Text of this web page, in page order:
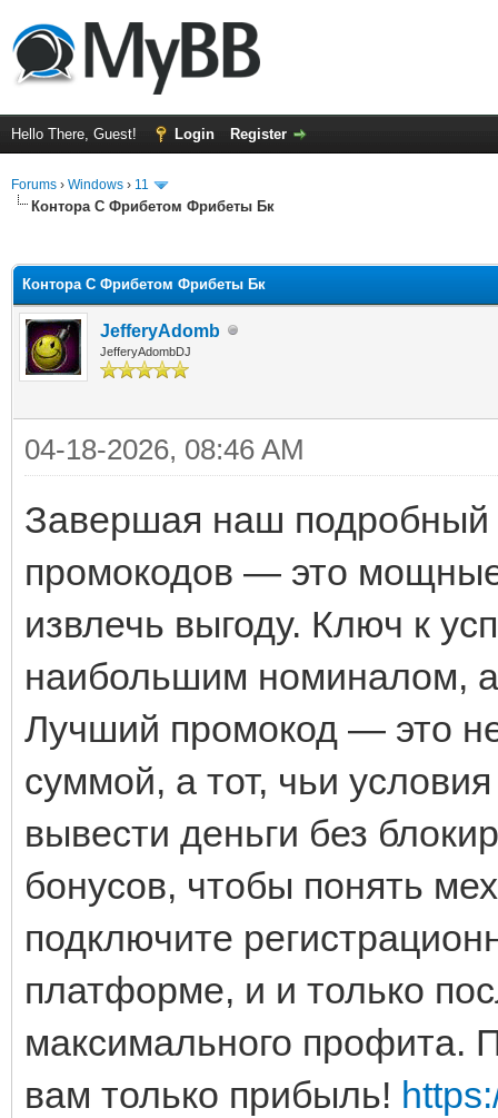
Hello There, Guest! Login Register
Forums › Windows › 11
Контора С Фрибетом Фрибеты Бк
Контора С Фрибетом Фрибеты Бк
JefferyAdomb
JefferyAdombDJ
04-18-2026, 08:46 AM
Завершая наш подробный
промокодов — это
извлечь выгоду. Ключ к
наибольшим номиналом,
Лучший промокод — это
суммой, а тот, чьи
вывести деньги без
бонусов, чтобы понять
подключите
платформе, и и только
максимального профита.
вам только прибыль!